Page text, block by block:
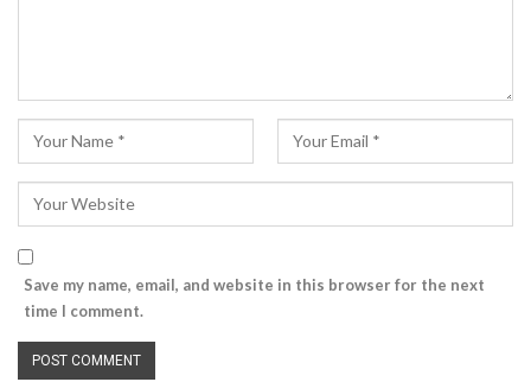
Save my name, email, and website in this browser for the next
time I comment.